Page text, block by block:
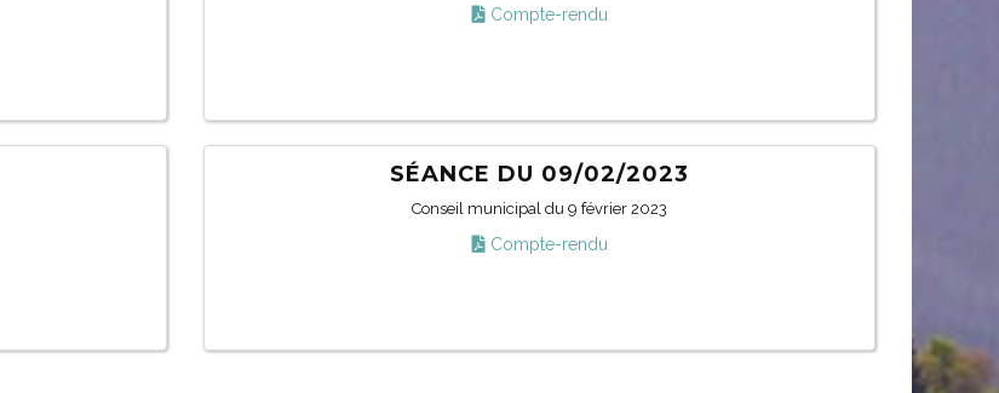
Compte-rendu
SÉANCE DU 09/02/2023
Conseil municipal du 9 février 2023
Compte-rendu